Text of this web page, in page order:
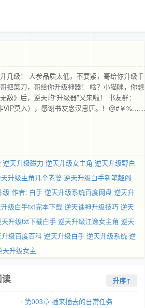
几级！ 人参品质太低，不要紧，哥给你升级千
把菜刀，哥给你升级神器！ 啥？小猫眯，你想
》后，逆天的“升级器”又来啦！ 书友群：
VIP莫入），感谢书友念汉思唐。！@#￥%……
逆天升级磁力 逆天升级女主角 逆天升级野白
升级主角几个老婆 逆天升级白手新笔趣阁
级 作者: 白手 逆天升级系统百度网盘 逆天升
级白手txt完本下载逆天诛神升级技巧 逆天
升级txt下载白手 逆天升级江逸女主角 逆天
级百度百科 逆天升级白手 逆天升级系统 逆
天升级女主
读 升序↑
第003章 插来插去的日常任务